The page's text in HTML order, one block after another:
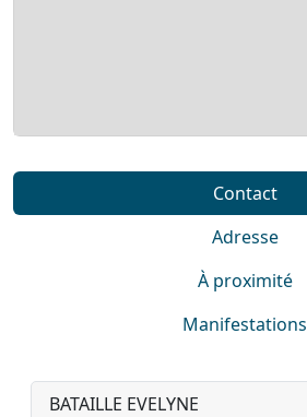
Contact
Adresse
À proximité
Manifestations
BATAILLE EVELYNE